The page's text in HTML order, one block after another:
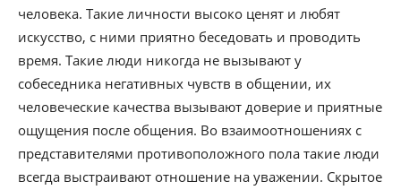
человека. Такие личности высоко ценят и любят
искусство, с ними приятно беседовать и проводить
время. Такие люди никогда не вызывают у
собеседника негативных чувств в общении, их
человеческие качества вызывают доверие и приятные
ощущения после общения. Во взаимоотношениях с
представителями противоположного пола такие люди
всегда выстраивают отношение на уважении. Скрытое